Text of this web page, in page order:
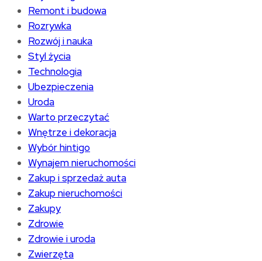
Remont i budowa
Rozrywka
Rozwój i nauka
Styl życia
Technologia
Ubezpieczenia
Uroda
Warto przeczytać
Wnętrze i dekoracja
Wybór hintigo
Wynajem nieruchomości
Zakup i sprzedaż auta
Zakup nieruchomości
Zakupy
Zdrowie
Zdrowie i uroda
Zwierzęta